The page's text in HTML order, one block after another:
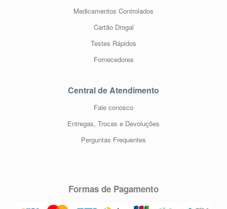
Medicamentos Controlados
Cartão Drogal
Testes Rápidos
Fornecedores
Central de Atendimento
Fale conosco
Entregas, Trocas e Devoluções
Perguntas Frequentes
Formas de Pagamento